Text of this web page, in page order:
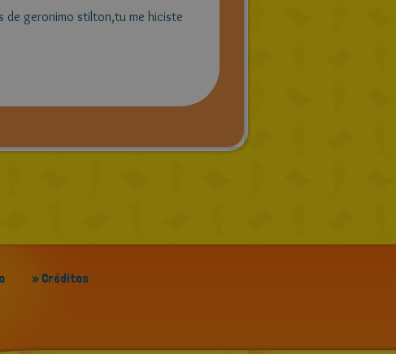
de geronimo stilton,tu me hiciste
» Créditos